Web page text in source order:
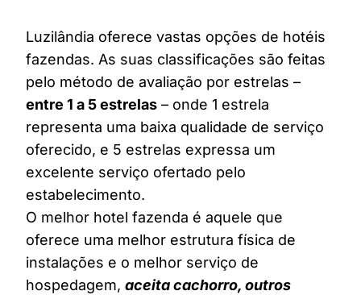
Luzilândia oferece vastas opções de hotéis
fazendas. As suas classificações são feitas
pelo método de avaliação por estrelas –
entre 1 a 5 estrelas – onde 1 estrela
representa uma baixa qualidade de serviço
oferecido, e 5 estrelas expressa um
excelente serviço ofertado pelo
estabelecimento.
O melhor hotel fazenda é aquele que
oferece uma melhor estrutura física de
instalações e o melhor serviço de
hospedagem, aceita cachorro, outros